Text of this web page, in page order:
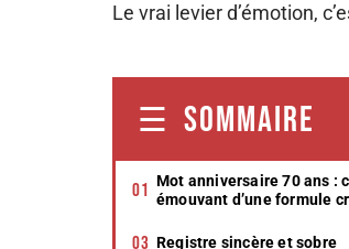
Le vrai levier d’émotion,
SOMMAIRE
Mot anniversaire 70 ans :
émouvant d’une formule
Registre sincère et sobre